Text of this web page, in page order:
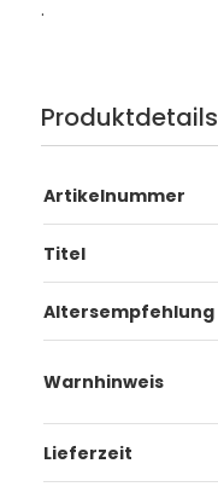
.
Produktdetails
Artikelnummer
Titel
Altersempfehlung
Warnhinweis
Lieferzeit